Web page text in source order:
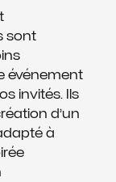
sont
événement
invités. Ils
d’un
à